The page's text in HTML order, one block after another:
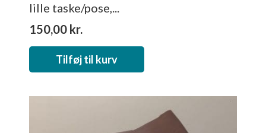
lille taske/pose,...
150,00 kr.
Tilføj til kurv